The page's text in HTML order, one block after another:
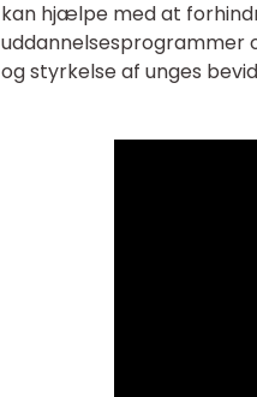
kan hjælpe med at
uddannelsesprogrammer
og styrkelse af unges